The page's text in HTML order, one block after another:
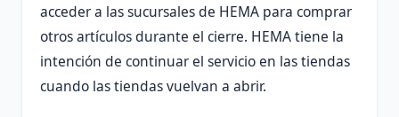
acceder a las sucursales de HEMA para comprar
otros artículos durante el cierre. HEMA tiene la
intención de continuar el servicio en las tiendas
cuando las tiendas vuelvan a abrir.